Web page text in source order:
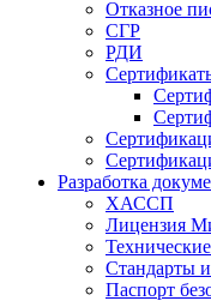
Отказное
СГР
РДИ
Разработка
ХАССП
Лицензия
Стандарты
Паспорт